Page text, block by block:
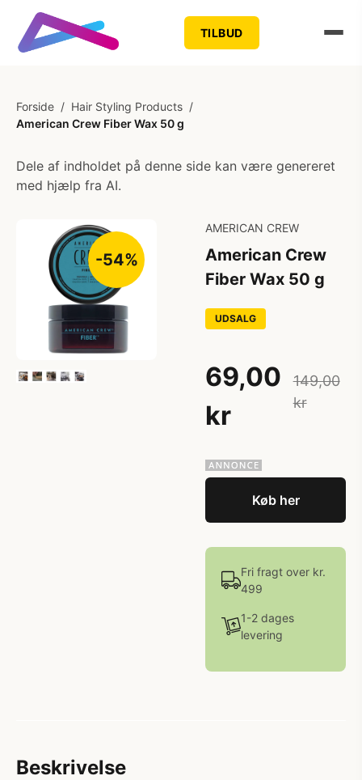
TILBUD
Forside / Hair Styling Products /
American Crew Fiber Wax 50 g
Dele af indholdet på denne side kan være genereret
med hjælp fra AI.
-54%
AMERICAN CREW
American Crew
Fiber Wax 50 g
UDSALG
69,00
kr
149,00
kr
Køb her
Fri fragt over kr.
499
1-2 dages
levering
Beskrivelse